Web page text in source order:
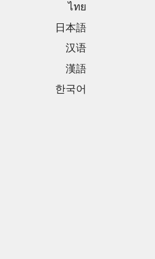
ไทย
日本語
汉语
漢語
한국어